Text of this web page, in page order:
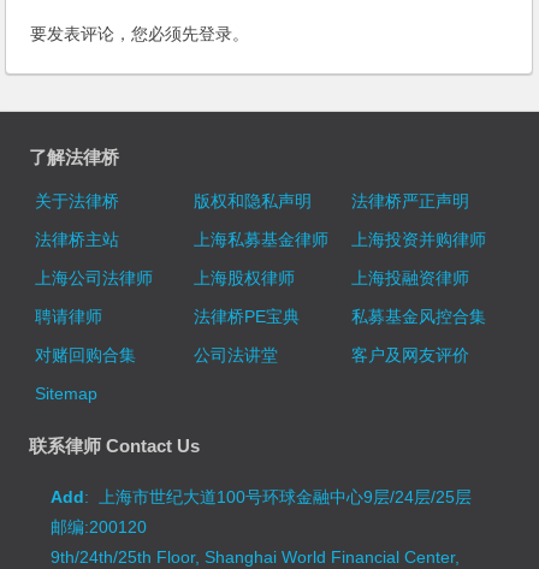
要发表评论，您必须先登录。
了解法律桥
关于法律桥 版权和隐私声明
法律桥严正声明
法律桥主站
上海私募基金律师
上海投资并购律师
上海公司法律师
上海股权律师
上海投融资律师
聘请律师
法律桥PE宝典
私募基金风控合集
对赌回购合集
公司法讲堂
客户及网友评价
Sitemap
联系律师 Contact Us
Add: 上海市世纪大道100号环球金融中心9层/24层/25层
邮编:200120
9th/24th/25th Floor, Shanghai World Financial Center,